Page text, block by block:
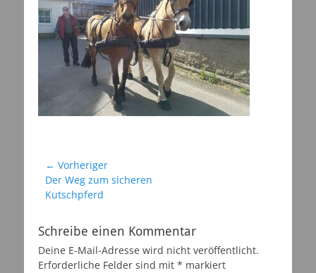
Beitragsnavigation
← Vorheriger
Vorheriger
Beitrag:
Der Weg zum sicheren
Kutschpferd
Schreibe einen Kommentar
Deine E-Mail-Adresse wird nicht veröffentlicht.
Erforderliche Felder sind mit * markiert